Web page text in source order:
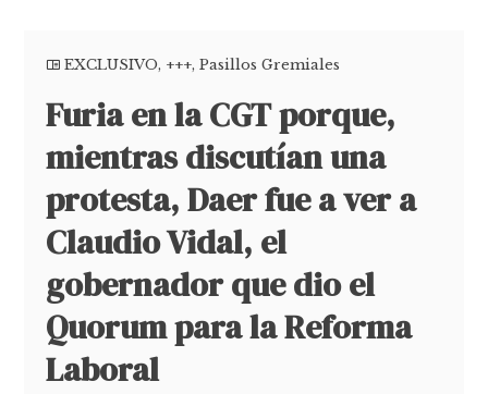
EXCLUSIVO, +++,Pasillos Gremiales
Furia en la CGT porque,
mientras discutían una
protesta, Daer fue a ver a
Claudio Vidal, el
gobernador que dio el
Quorum para la Reforma
Laboral